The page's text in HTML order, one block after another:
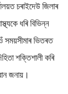
চৰাইদেউ জিলাৰ
ধৰি বিভিন্ন
সময়সীমাৰ ভিতৰত
শক্তিশালী কৰি
জনায়।